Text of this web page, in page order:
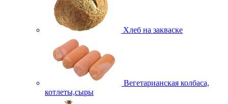
Хлеб на закваске
Вегетарианская колбаса,
котлеты,сыры